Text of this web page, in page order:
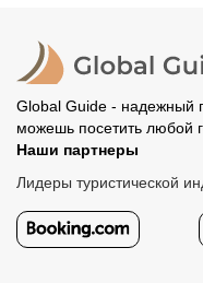
Global Guide - надежный
можешь посетить любой
Наши партнеры
Лидеры туристической